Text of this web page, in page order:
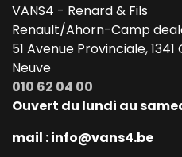
VANS4 - Renard & Fils
Renault/Ahorn-Camp
51 Avenue Provinciale,
Neuve
010 62 04 00
Ouvert du lundi au
mail : info@vans4.be